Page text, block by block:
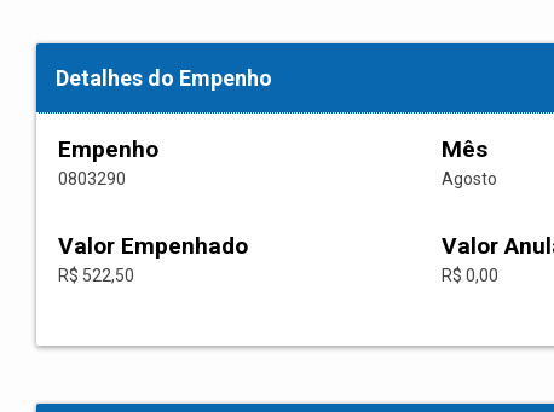
Detalhes do Empenho
Empenho
0803290
Mês
Agosto
Valor Empenhado
R$ 522,50
Valor
R$ 0,00